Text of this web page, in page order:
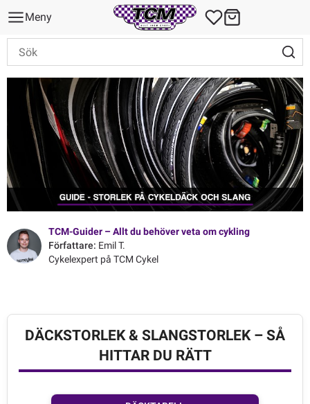
Meny
TCM-Guider – Allt du behöver veta om cykling
Författare: Emil T.
Cykel­expert på TCM Cykel
DÄCKSTORLEK & SLANGSTORLEK – SÅ
HITTAR DU RÄTT